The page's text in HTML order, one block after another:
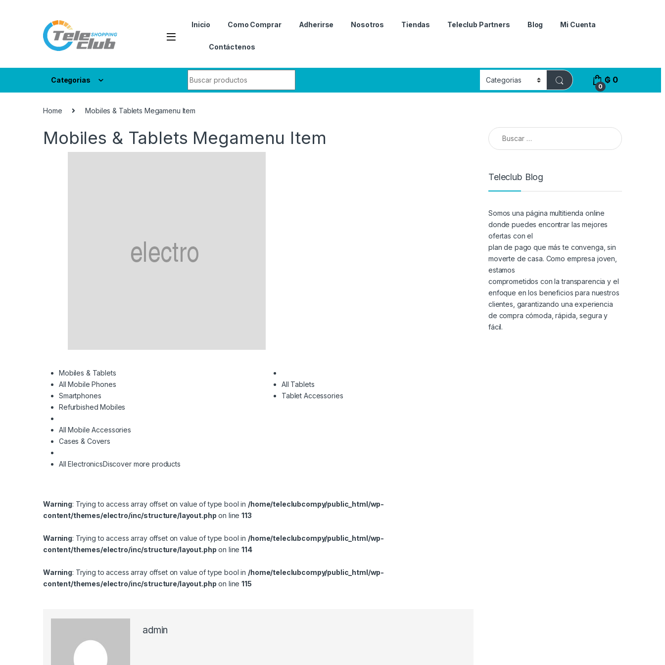
Inicio Como Comprar Adherirse Nosotros Tiendas Teleclub Partners Blog Mi Cuenta
Contáctenos
Categorias
0
₲ 0
Home Mobiles & Tablets Megamenu Item
Mobiles & Tablets Megamenu Item
Mobiles & Tablets
All Mobile Phones
Smartphones
Refurbished Mobiles
All Mobile Accessories
Cases & Covers
All ElectronicsDiscover more products
All Tablets
Tablet Accessories
Warning: Trying to access array offset on value of type bool in /home/teleclubcompy/public_html/wp-
content/themes/electro/inc/structure/layout.php on line113
Warning: Trying to access array offset on value of type bool in /home/teleclubcompy/public_html/wp-
content/themes/electro/inc/structure/layout.php on line114
Warning: Trying to access array offset on value of type bool in /home/teleclubcompy/public_html/wp-
content/themes/electro/inc/structure/layout.php on line115
admin
Buscar:
Teleclub Blog
Somos una página multitienda online
donde puedes encontrar las mejores
ofertas con el
plan de pago que más te convenga, sin
moverte de casa. Como empresa joven,
estamos
comprometidos con la transparencia y el
enfoque en los beneficios para nuestros
clientes, garantizando una experiencia
de compra cómoda, rápida, segura y
fácil.